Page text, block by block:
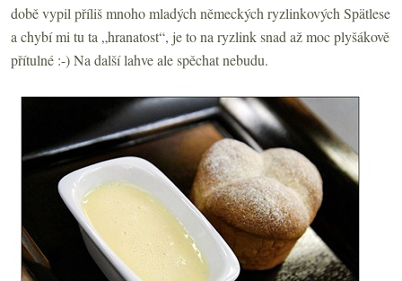
době vypil příliš mnoho mladých německých ryzlinkových Spätlese
a chybí mi tu ta „hranatost“, je to na ryzlink snad až moc plyšákově
přítulné :-) Na další lahve ale spěchat nebudu.